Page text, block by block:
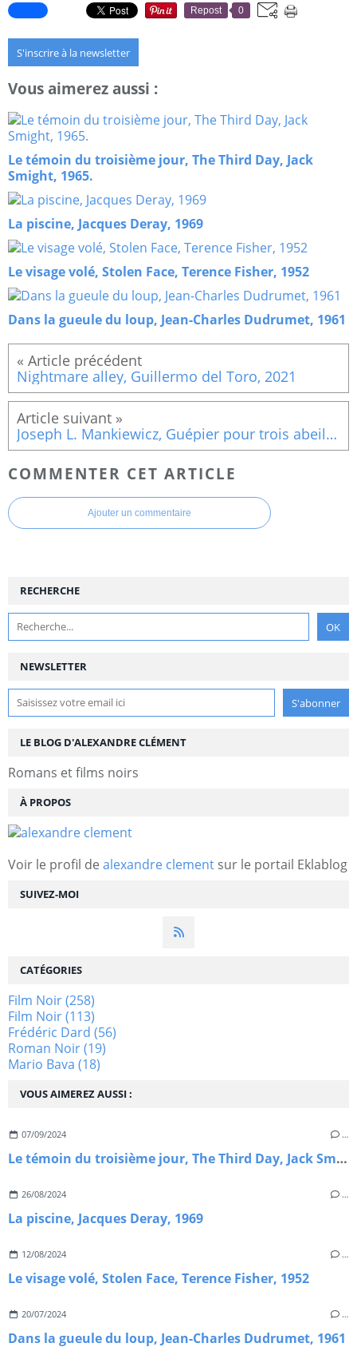
Repost 0
S'inscrire à la newsletter
Vous aimerez aussi :
Le témoin du troisième jour, The Third Day, Jack
Smight, 1965.
La piscine, Jacques Deray, 1969
Le visage volé, Stolen Face, Terence Fisher, 1952
Dans la gueule du loup, Jean-Charles Dudrumet, 1961
Nightmare alley, Guillermo del Toro, 2021
Joseph L. Mankiewicz, Guépier pour trois abeilles, Honey pot, 1967, Blu ray BQHL, 2021
COMMENTER CET ARTICLE
Ajouter un commentaire
NEWSLETTER
SUIVEZ-MOI
RECHERCHE
LE BLOG D'ALEXANDRE CLÉMENT
Romans et films noirs
À PROPOS
Voir le profil de alexandre clement sur le portail Eklablog
VOUS AIMEREZ AUSSI :
07/09/2024 …
Le témoin du troisième jour, The Third Day, Jack Smight, 1965.
26/08/2024 …
La piscine, Jacques Deray, 1969
12/08/2024 …
Le visage volé, Stolen Face, Terence Fisher, 1952
20/07/2024 …
Dans la gueule du loup, Jean-Charles Dudrumet, 1961
CATÉGORIES
Film Noir(258)
Film Noir(113)
Frédéric Dard (56)
Roman Noir(19)
Mario Bava (18)